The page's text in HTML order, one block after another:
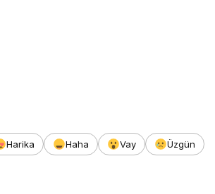
Harika Haha Vay
Üzgün